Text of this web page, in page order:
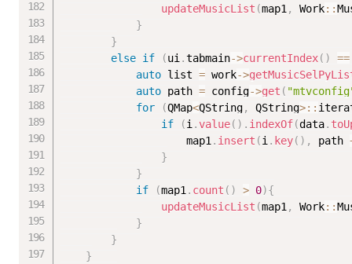
updateMusicList (map1, Work::
}
}
else if (ui.tabmain->currentIndex( )
==
auto list = work->
auto path = config->get (
for
(QMap<QString, QString>::
if
(i.value( ) . indexOf(data.
					map1
. insert (i. key( ) , path
}
}
if
(map1. count ( ) > 0){
updateMusicList (map1, Work::
}
}
}